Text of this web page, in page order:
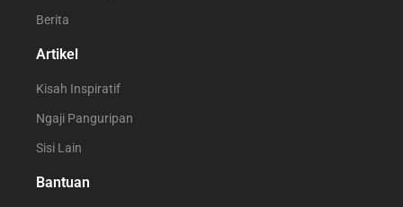
Berita
Artikel
Kisah Inspiratif
Ngaji Panguripan
Sisi Lain
Bantuan